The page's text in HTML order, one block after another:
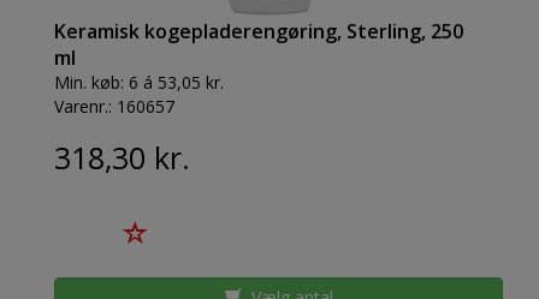
Keramisk kogepladerengøring, Sterling, 250
ml
Min. køb: 6 á 53,05 kr.
Varenr.: 160657
318,30 kr.